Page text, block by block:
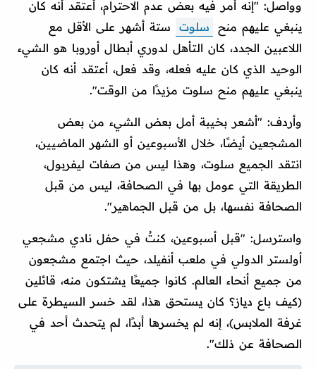
وواصل: "إنه أمر فيه بعض عدم الاحترام، أعتقد أنه كان
ينبغي عليهم منح
سلوت
ستة أشهر على الأقل مع
اللاعبين الجدد، كان التأهل لدوري أبطال أوروبا هو الشيء
الوحيد الذي كان عليه فعله، وقد فعل، أعتقد أنه كان
ينبغي عليهم منح سلوت مزيدًا من الوقت".
وأردف: "أشعر بخيبة أمل بعض الشيء من بعض
المشجعين أيضًا، خلال الأسبوعين أو الشهر الماضيين،
انتقد الجميع سلوت، وهذا ليس من صفات ليفربول،
الطريقة التي عومل بها في الصحافة، ليس من قبل
الصحافة نفسها، بل من قبل الجماهير".
واسترسل: "قبل أسبوعين، كنتُ في حفل نادي مشجعي
أولستر الدولي في ملعب أنفيلد، حيث اجتمع مشجعون
من جميع أنحاء العالم. كانوا جميعًا يشتكون منه، قائلين
(كيف باع دياز؟ كان يستحق هذا، لقد خسر السيطرة على
غرفة الملابس)، إنه لم يخسرها أبدًا، لم يتحدث أحد في
الصحافة عن ذلك".